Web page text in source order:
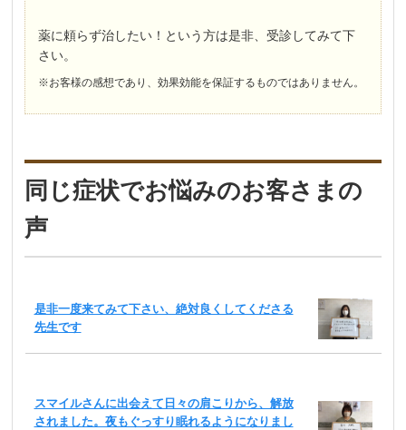
薬に頼らず治したい！という方は是非、受診してみて下
さい。
※お客様の感想であり、効果効能を保証するものではありません。
同じ症状でお悩みのお客さまの
声
是非一度来てみて下さい、絶対良くしてくださる
先生です
スマイルさんに出会えて日々の肩こりから、解放
されました。夜もぐっすり眠れるようになりまし